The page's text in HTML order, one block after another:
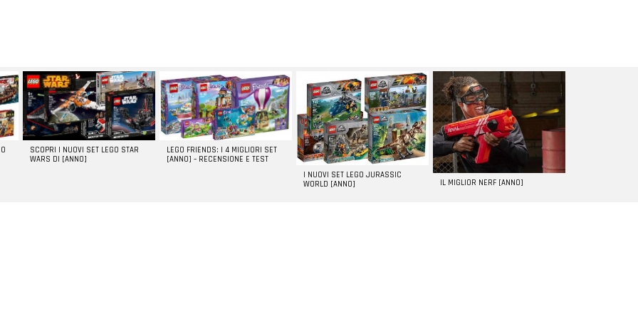
SCOPRI I NUOVI SET LEGO STAR
WARS DI [ANNO]
LEGO FRIENDS: I 4 MIGLIORI SET
[ANNO] – RECENSIONE E TEST
I NUOVI SET LEGO JURASSIC
WORLD [ANNO]
IL MIGLIOR NERF [ANNO]